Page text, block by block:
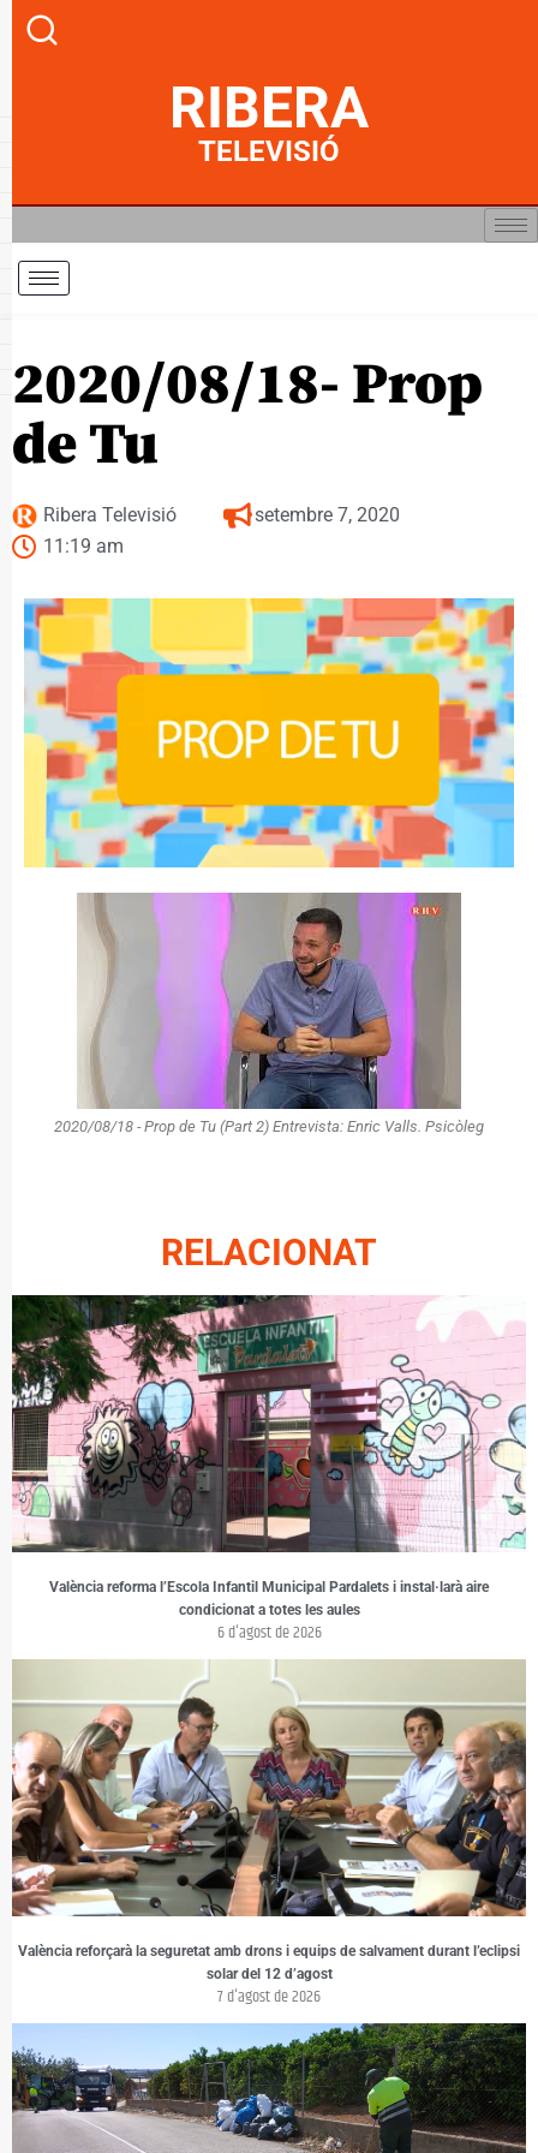
RIBERA
TELEVISIÓ
2020/08/18- Prop
de Tu
Ribera Televisió
setembre 7, 2020
11:19 am
2020/08/18 - Prop de Tu (Part 2) Entrevista: Enric Valls. Psicòleg
RELACIONAT
València reforma l’Escola Infantil Municipal Pardalets i instal·larà aire
condicionat a totes les aules
6 d'agost de 2026
València reforçarà la seguretat amb drons i equips de salvament durant l’eclipsi
solar del 12 d’agost
7 d'agost de 2026